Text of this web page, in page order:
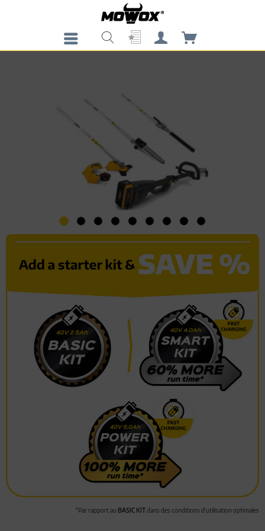
*Par rapport au BASIC KITdans des conditions d'utilisation optimales